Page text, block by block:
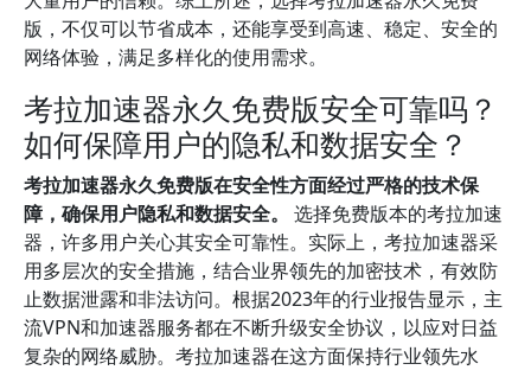
版，不仅可以节省成本，还能享受到高速、稳定、安全的
网络体验，满足多样化的使用需求。
考拉加速器永久免费版安全可靠吗？
如何保障用户的隐私和数据安全？
考拉加速器永久免费版在安全性方面经过严格的技术保
障，确保用户隐私和数据安全。
选择免费版本的考拉加速
器，许多用户关心其安全可靠性。实际上，考拉加速器采
用多层次的安全措施，结合业界领先的加密技术，有效防
止数据泄露和非法访问。根据2023年的行业报告显示，主
流VPN和加速器服务都在不断升级安全协议，以应对日益
复杂的网络威胁。考拉加速器在这方面保持行业领先水